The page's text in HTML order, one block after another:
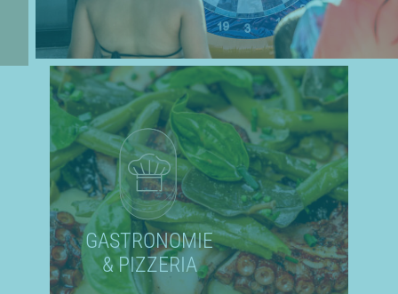
GASTRONOMIE
& PIZZERIA